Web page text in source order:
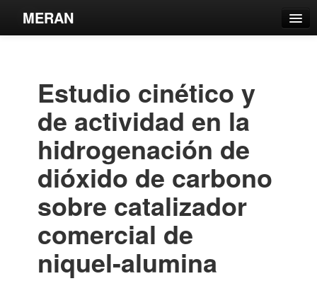
MERAN
Estantes Virtuales
Contacto
Iniciar sesión
Estudio cinético y
de actividad en la
hidrogenación de
dióxido de carbono
sobre catalizador
comercial de
niquel-alumina